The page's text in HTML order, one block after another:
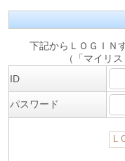
下記からＬＯＧＩＮ
（「マイリ
ID
パスワード